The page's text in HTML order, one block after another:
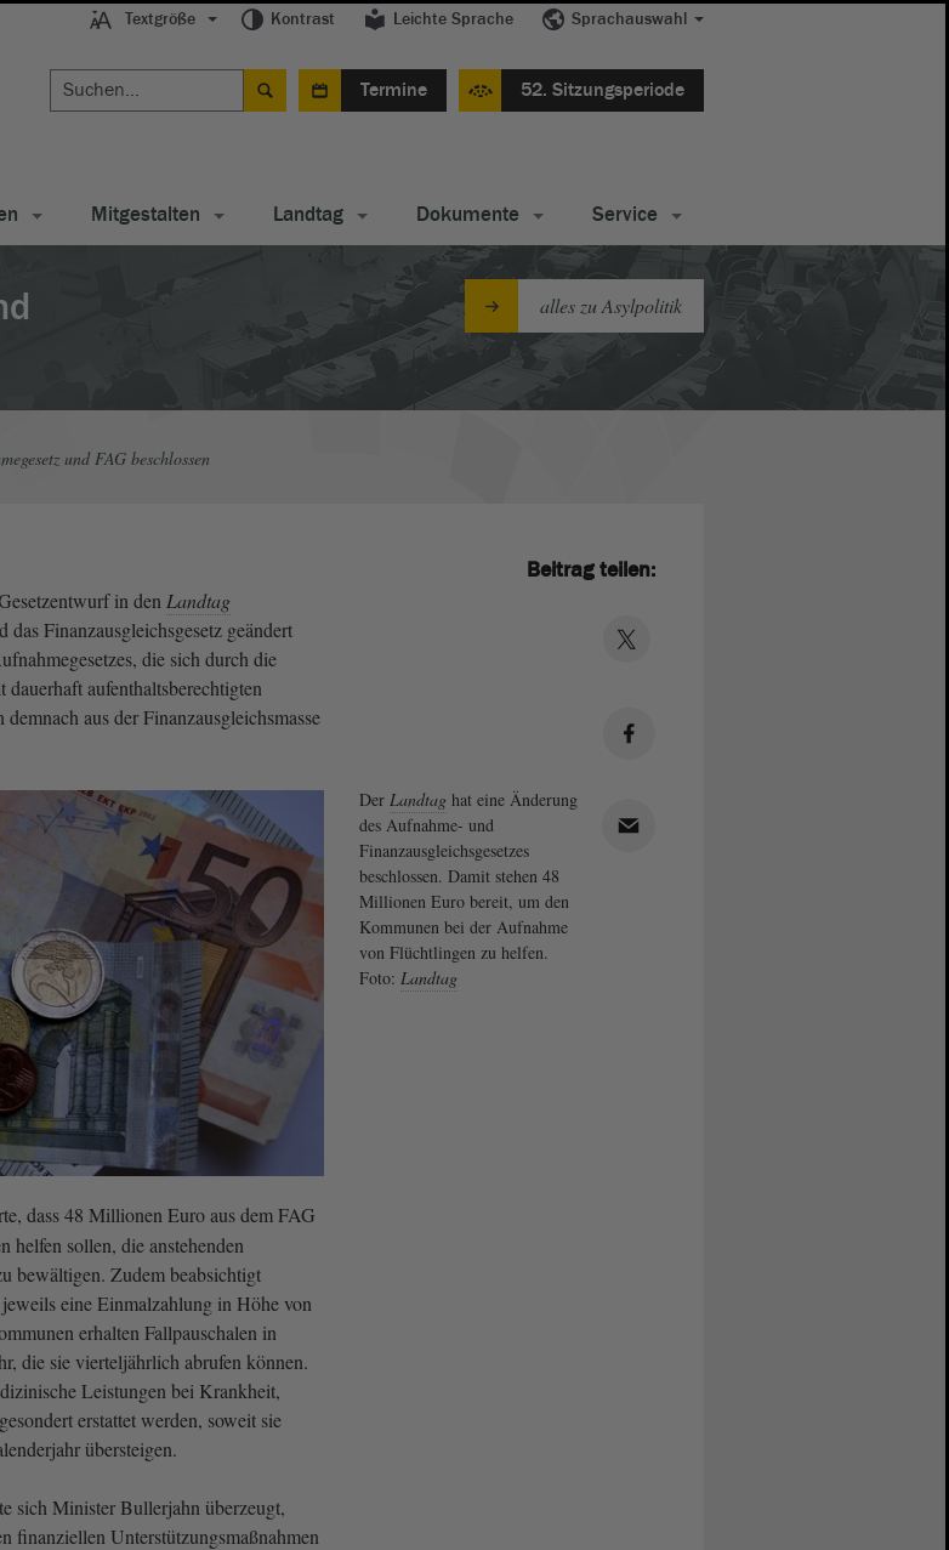
Textgröße Kontrast Leichte Sprache Sprachauswahl
Termine 52. Sitzungsperiode
Mitgestalten Landtag Dokumente Service
alles zu Asylpolitik
und FAG beschlossen
in den Landtag
Finanzausgleichsgesetz geändert
die sich durch die
aufenthaltsberechtigten
aus der Finanzausgleichsmasse
Der Landtaghat eine Änderung
des Aufnahme- und
Finanzausgleichsgesetzes
beschlossen. Damit stehen 48
Millionen Euro bereit, um den
Kommunen bei der Aufnahme
von Flüchtlingen zu helfen.
Foto: Landtag
dass 48 Millionen Euro aus dem FAG
helfen sollen, die anstehenden
bewältigen. Zudem beabsichtigt
eine Einmalzahlung in Höhe von
erhalten Fallpauschalen in
die sie vierteljährlich abrufen können.
Leistungen bei Krankheit,
erstattet werden, soweit sie
übersteigen.
sich Minister Bullerjahn überzeugt,
finanziellen Unterstützungsmaßnahmen
Beitrag teilen: